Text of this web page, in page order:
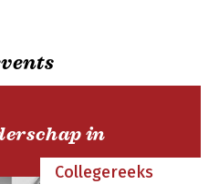
in
Collegereeks